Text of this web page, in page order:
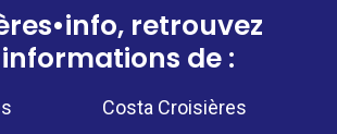
retrouvez
de :
Costa Croisières